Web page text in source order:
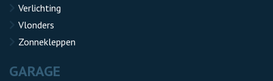
Verlichting
Vlonders
Zonnekleppen
GARAGE